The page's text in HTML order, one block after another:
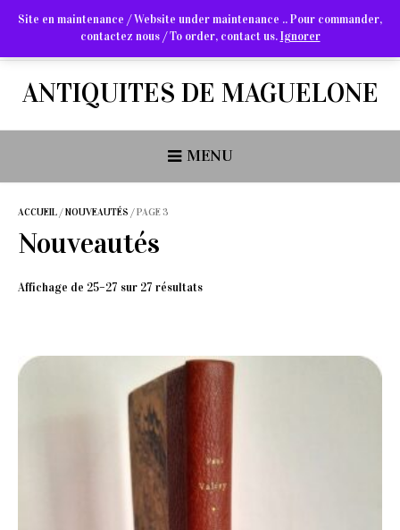
Arts Graphiques & Livres Anciens
ANTIQUITES DE MAGUELONE
MENU
ACCUEIL /NOUVEAUTÉS / PAGE 3
Nouveautés
Affichage de 25–27 sur 27 résultatsTrié
au
plus
ancien
Site en maintenance / Website under maintenance .. Pour commander,
contactez nous / To order, contact us.Ignorer